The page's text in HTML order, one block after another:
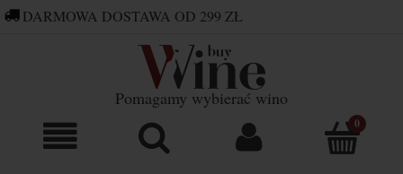
Pomagamy wybierać wino
DARMOWA DOSTAWA OD 299 ZŁ
SKLEP@BUYWINE.PL